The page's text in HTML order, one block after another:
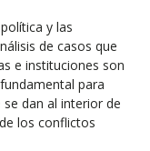
y las
de casos que
e instituciones son
para
dan al interior de
los conflictos